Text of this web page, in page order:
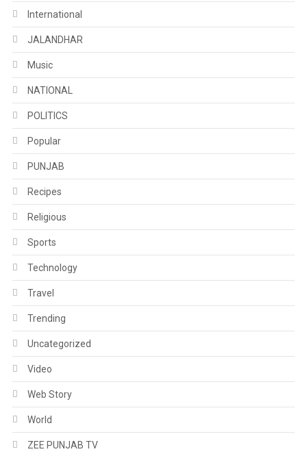
International
JALANDHAR
Music
NATIONAL
POLITICS
Popular
PUNJAB
Recipes
Religious
Sports
Technology
Travel
Trending
Uncategorized
Video
Web Story
World
ZEE PUNJAB TV